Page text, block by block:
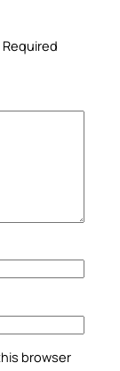
Required
browser